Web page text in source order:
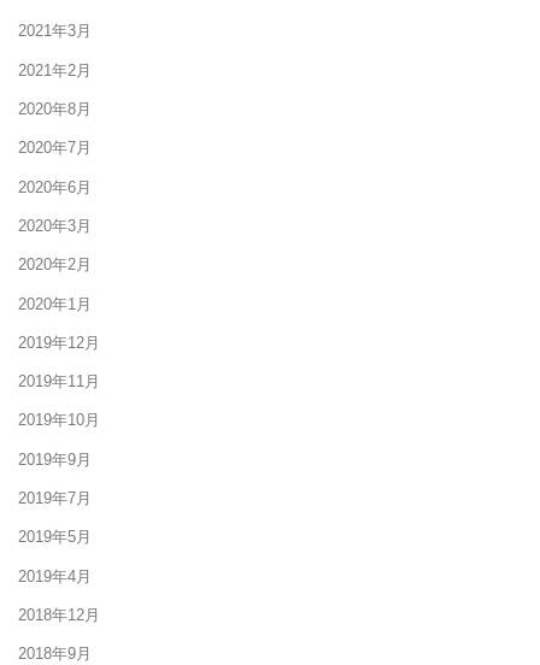
2021年3月
2021年2月
2020年8月
2020年7月
2020年6月
2020年3月
2020年2月
2020年1月
2019年12月
2019年11月
2019年10月
2019年9月
2019年7月
2019年5月
2019年4月
2018年12月
2018年9月